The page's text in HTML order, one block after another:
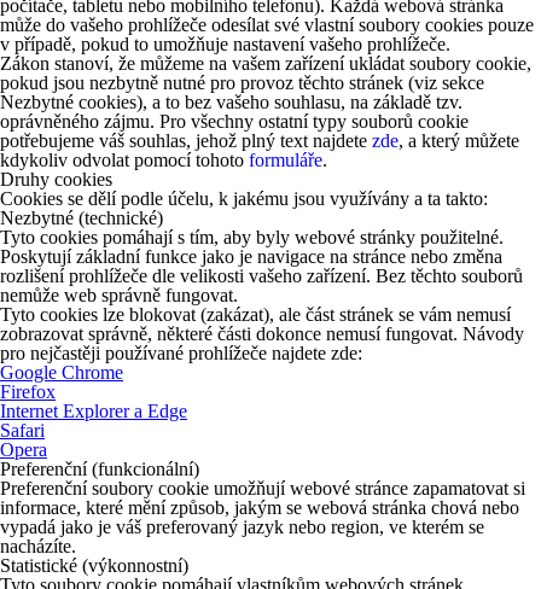
počítače, tabletu nebo mobilního telefonu). Každá webová stránka
může do vašeho prohlížeče odesílat své vlastní soubory cookies pouze
v případě, pokud to umožňuje nastavení vašeho prohlížeče.
Zákon stanoví, že můžeme na vašem zařízení ukládat soubory cookie,
pokud jsou nezbytně nutné pro provoz těchto stránek (viz sekce
Nezbytné cookies), a to bez vašeho souhlasu, na základě tzv.
oprávněného zájmu. Pro všechny ostatní typy souborů cookie
potřebujeme váš souhlas, jehož plný text najdete zde, a který můžete
kdykoliv odvolat pomocí tohoto formuláře.
Druhy cookies
Cookies se dělí podle účelu, k jakému jsou využívány a ta takto:
Nezbytné (technické)
Tyto cookies pomáhají s tím, aby byly webové stránky použitelné.
Poskytují základní funkce jako je navigace na stránce nebo změna
rozlišení prohlížeče dle velikosti vašeho zařízení. Bez těchto souborů
nemůže web správně fungovat.
Tyto cookies lze blokovat (zakázat), ale část stránek se vám nemusí
zobrazovat správně, některé části dokonce nemusí fungovat. Návody
pro nejčastěji používané prohlížeče najdete zde:
Google Chrome
Firefox
Internet Explorer a Edge
Safari
Opera
Preferenční (funkcionální)
Preferenční soubory cookie umožňují webové stránce zapamatovat si
informace, které mění způsob, jakým se webová stránka chová nebo
vypadá jako je váš preferovaný jazyk nebo region, ve kterém se
nacházíte.
Statistické (výkonnostní)
Tyto soubory cookie pomáhají vlastníkům webových stránek